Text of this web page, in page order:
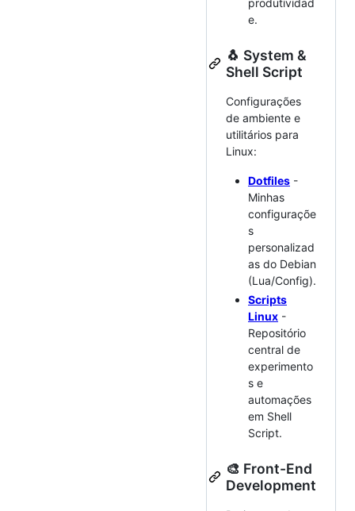
e.
🐧 System &
Shell Script
Configurações
de ambiente e
utilitários para
Linux:
Dotfiles -
Minhas
configuraçõe
s
personalizad
as do Debian
(Lua/Config).
Scripts
Linux -
Repositório
central de
experimento
s e
automações
em Shell
Script.
🎨 Front-End
Development